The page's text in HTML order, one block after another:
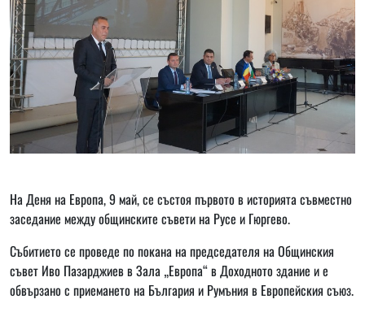
На Деня на Европа, 9 май, се състоя първото в историята съвместно
заседание между общинските съвети на Русе и Гюргево.
Събитието се проведе по покана на председателя на Общинския
съвет Иво Пазарджиев в Зала „Европа“ в Доходното здание и е
обвързано с приемането на България и Румъния в Европейския съюз.